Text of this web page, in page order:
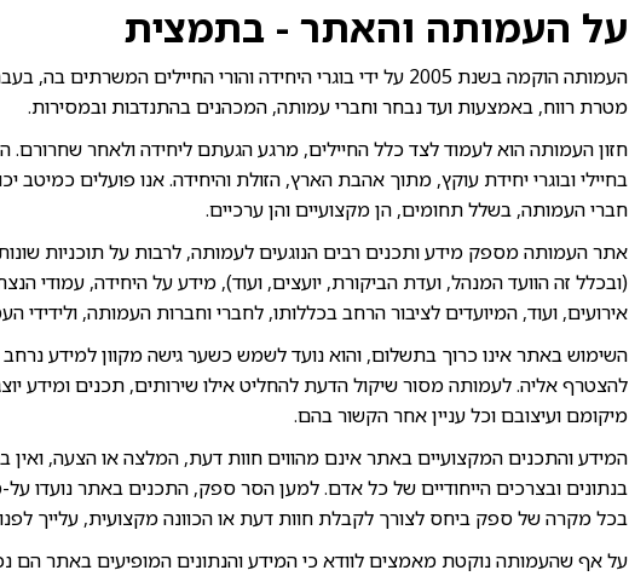
על העמותה והאתר - בתמצית
העמותה הוקמה בשנת 2005 על ידי בוגרי היחידה והורי החיילים
מטרת רווח, באמצעות ועד נבחר וחברי עמותה, המכהנים בהתנדבות ובמסירות.
חזון העמותה הוא לעמוד לצד כלל החיילים, מרגע הגעתם ליחידה ולאחר שחרורם.
בחיילי ובוגרי יחידת עוקץ, מתוך אהבת הארץ, הזולת והיחידה. אנו פועלים כמיטב
חברי העמותה, בשלל תחומים, הן מקצועיים והן ערכיים.
אתר העמותה מספק מידע ותכנים רבים הנוגעים לעמותה, לרבות על תוכניות
(ובכלל זה הוועד המנהל, ועדת הביקורת, יועצים, ועוד), מידע על היחידה, עמודי
אירועים, ועוד, המיועדים לציבור הרחב בכללותו, לחברי וחברות העמותה, ולידידי
השימוש באתר אינו כרוך בתשלום, והוא נועד לשמש כשער גישה מקוון למידע
להצטרף אליה. לעמותה מסור שיקול הדעת להחליט אילו שירותים, תכנים ומידע
מיקומם ועיצובם וכל עניין אחר הקשור בהם.
המידע והתכנים המקצועיים באתר אינם מהווים חוות דעת, המלצה או הצעה,
בנתונים ובצרכים הייחודיים של כל אדם. למען הסר ספק, התכנים באתר נועדו
בכל מקרה של ספק ביחס לצורך לקבלת חוות דעת או הכוונה מקצועית, עלייך
על אף שהעמותה נוקטת מאמצים לוודא כי המידע והנתונים המופיעים באתר הם